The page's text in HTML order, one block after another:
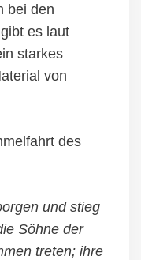
bei den
es laut
starkes
von
des
und stieg
Söhne der
treten; ihre